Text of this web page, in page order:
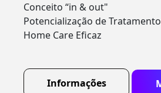
Conceito “in & out"
Potencialização de
Home Care Eficaz
Informações